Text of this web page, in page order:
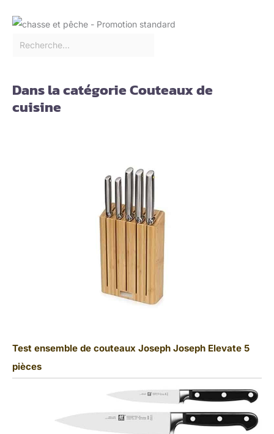
Dans la catégorie Couteaux de
cuisine
Test ensemble de couteaux Joseph Joseph Elevate 5
pièces